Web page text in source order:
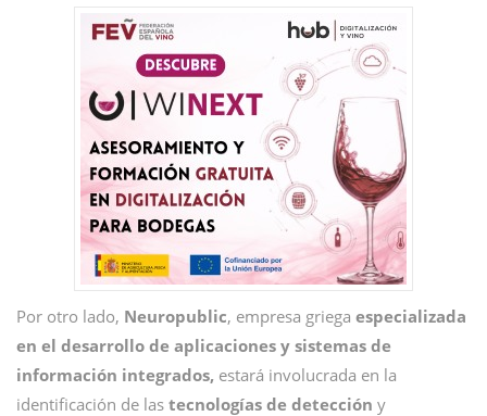
Por otro lado, Neuropublic, empresa griega especializada
en el desarrollo de aplicaciones y sistemas de
información integrados, estará involucrada en la
identificación de las tecnologías de detección y